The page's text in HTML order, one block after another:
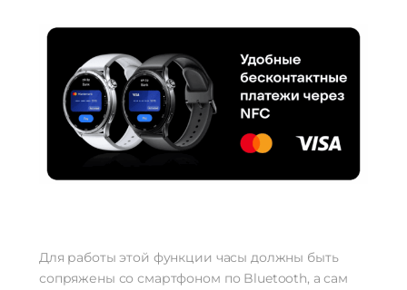
Для работы этой функции часы должны быть
сопряжены со смартфоном по Bluetooth, а сам